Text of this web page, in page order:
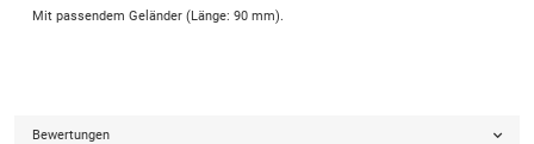
Mit passendem Geländer (Länge: 90 mm).
Bewertungen